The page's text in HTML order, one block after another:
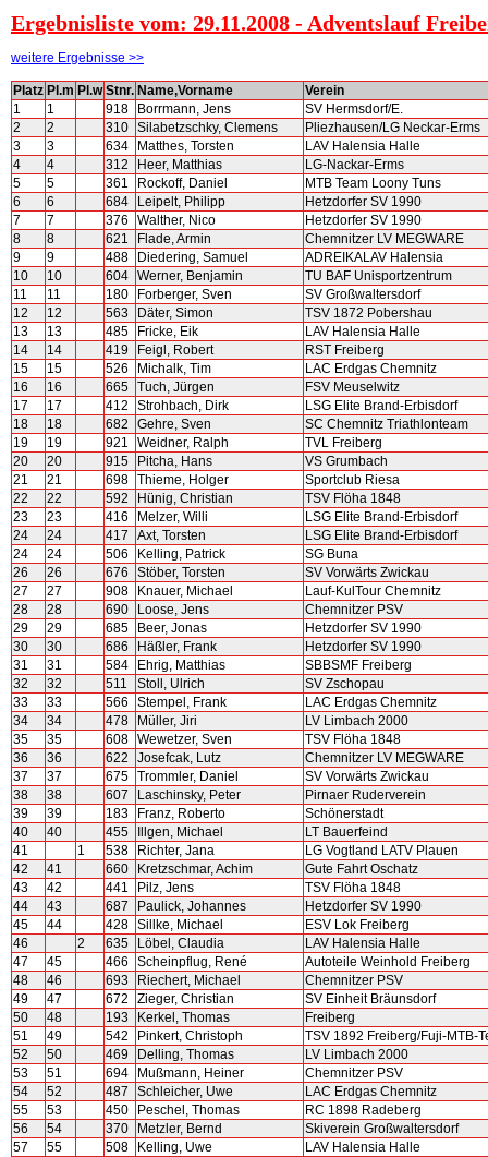
Ergebnisliste vom: 29.11.2008 - Adventslauf
weitere Ergebnisse >>
Platz Pl.m Pl.w Stnr. Name,Vorname
Verein
1
1 918 Borrmann, Jens
SV Hermsdorf/E.
2
2 310 Silabetzschky, Clemens
Pliezhausen/LG Neckar-Erms
3
3 634 Matthes, Torsten
LAV Halensia Halle
4
4 312 Heer, Matthias
LG-Nackar-Erms
5
5 361 Rockoff, Daniel
MTB Team Loony Tuns
6
6 684 Leipelt, Philipp
Hetzdorfer SV 1990
7
7 376 Walther, Nico
Hetzdorfer SV 1990
8
8 621 Flade, Armin
Chemnitzer LV MEGWARE
9
9 488 Diedering, Samuel
ADREIKALAV Halensia
10
10 604 Werner, Benjamin
TU BAF Unisportzentrum
11
11 180 Forberger, Sven
SV Großwaltersdorf
12
12 563 Däter, Simon
TSV 1872 Pobershau
13
13 485 Fricke, Eik
LAV Halensia Halle
14
14 419 Feigl, Robert
RST Freiberg
15
15 526 Michalk, Tim
LAC Erdgas Chemnitz
16
16 665 Tuch, Jürgen
FSV Meuselwitz
17
17 412 Strohbach, Dirk
LSG Elite Brand-Erbisdorf
18
18 682 Gehre, Sven
SC Chemnitz Triathlonteam
19
19 921 Weidner, Ralph
TVL Freiberg
20
20 915 Pitcha, Hans
VS Grumbach
21
21 698 Thieme, Holger
Sportclub Riesa
22
22 592 Hünig, Christian
TSV Flöha 1848
23
23 416 Melzer, Willi
LSG Elite Brand-Erbisdorf
24
24 417 Axt, Torsten
LSG Elite Brand-Erbisdorf
24
24 506 Kelling, Patrick
SG Buna
26
26 676 Stöber, Torsten
SV Vorwärts Zwickau
27
27 908 Knauer, Michael
Lauf-KulTour Chemnitz
28
28 690 Loose, Jens
Chemnitzer PSV
29
29 685 Beer, Jonas
Hetzdorfer SV 1990
30
30 686 Häßler, Frank
Hetzdorfer SV 1990
31
31 584 Ehrig, Matthias
SBBSMF Freiberg
32
32 511 Stoll, Ulrich
SV Zschopau
33
33 566 Stempel, Frank
LAC Erdgas Chemnitz
34
34 478 Müller, Jiri
LV Limbach 2000
35
35 608 Wewetzer, Sven
TSV Flöha 1848
36
36 622 Josefcak, Lutz
Chemnitzer LV MEGWARE
37
37 675 Trommler, Daniel
SV Vorwärts Zwickau
38
38 607 Laschinsky, Peter
Pirnaer Ruderverein
39
39 183 Franz, Roberto
Schönerstadt
40
40 455 Illgen, Michael
LT Bauerfeind
41
1 538 Richter, Jana
LG Vogtland LATV Plauen
42
41 660 Kretzschmar, Achim
Gute Fahrt Oschatz
43
42 441 Pilz, Jens
TSV Flöha 1848
44
43 687 Paulick, Johannes
Hetzdorfer SV 1990
45
44 428 Sillke, Michael
ESV Lok Freiberg
46
2 635 Löbel, Claudia
LAV Halensia Halle
47
45 466 Scheinpflug, René
Autoteile Weinhold Freiberg
48
46 693 Riechert, Michael
Chemnitzer PSV
49
47 672 Zieger, Christian
SV Einheit Bräunsdorf
50
48 193 Kerkel, Thomas
Freiberg
51
49 542 Pinkert, Christoph
TSV 1892 Freiberg/Fuji-MTB-
52
50 469 Delling, Thomas
LV Limbach 2000
53
51 694 Mußmann, Heiner
Chemnitzer PSV
54
52 487 Schleicher, Uwe
LAC Erdgas Chemnitz
55
53 450 Peschel, Thomas
RC 1898 Radeberg
56
54 370 Metzler, Bernd
Skiverein Großwaltersdorf
57
55 508 Kelling, Uwe
LAV Halensia Halle